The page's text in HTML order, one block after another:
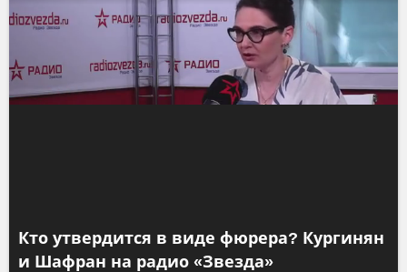
Кто утвердится в виде фюрера? Кургинян
и Шафран на радио «Звезда»